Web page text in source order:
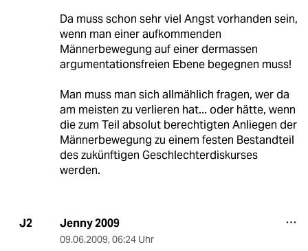
Da muss schon sehr viel Angst vorhanden sein,
wenn man einer aufkommenden
Männerbewegung auf einer dermassen
argumentationsfreien Ebene begegnen muss!
Man muss man sich allmählich fragen, wer da
am meisten zu verlieren hat... oder hätte, wenn
die zum Teil absolut berechtigten Anliegen der
Männerbewegung zu einem festen Bestandteil
des zukünftigen Geschlechterdiskurses
werden.
J2 Jenny 2009
09.06.2009, 06:24 Uhr